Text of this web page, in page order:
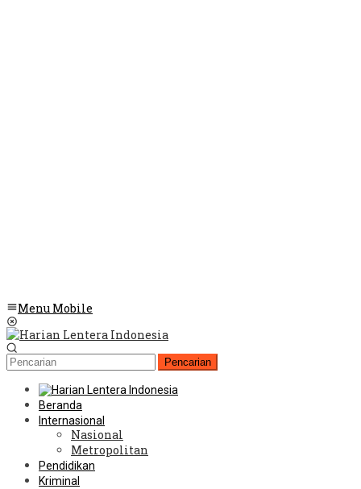
Menu Mobile
Pencarian
Beranda
Internasional
Nasional
Metropolitan
Pendidikan
Kriminal